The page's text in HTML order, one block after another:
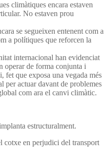
climàtiques encara estaven
No estaven prou
se segueixen entenent com a
a polítiques que reforcen la
internacional han evidenciat
operar de forma conjunta i
fet que exposa una vegada més
per actuar davant de problemes
com ara el canvi climàtic.
estructuralment.
cotxe en perjudici del transport